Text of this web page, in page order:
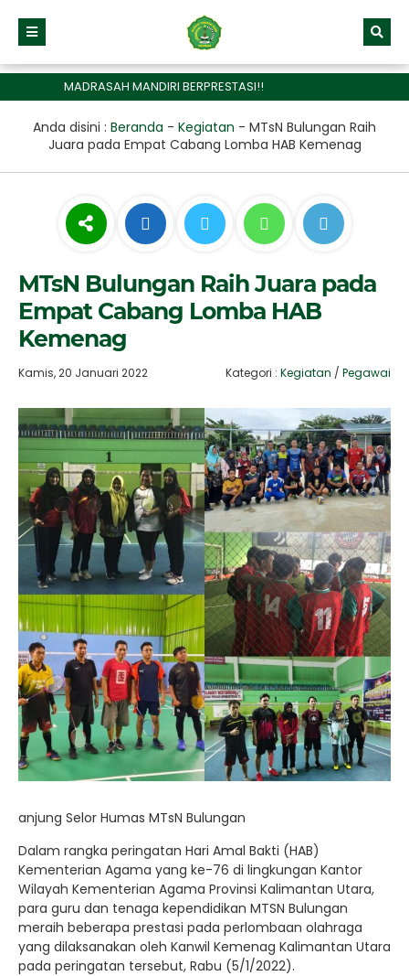
MADRASAH MANDIRI BERPRESTASI!!
Anda disini : Beranda - Kegiatan - MTsN Bulungan Raih
Juara pada Empat Cabang Lomba HAB Kemenag
MTsN Bulungan Raih Juara pada
Empat Cabang Lomba HAB
Kemenag
Kamis, 20 Januari 2022 Kategori : Kegiatan / Pegawai
anjung Selor Humas MTsN Bulungan
Dalam rangka peringatan Hari Amal Bakti (HAB)
Kementerian Agama yang ke-76 di lingkungan Kantor
Wilayah Kementerian Agama Provinsi Kalimantan Utara,
para guru dan tenaga kependidikan MTSN Bulungan
meraih beberapa prestasi pada perlombaan olahraga
yang dilaksanakan oleh Kanwil Kemenag Kalimantan Utara
pada peringatan tersebut, Rabu (5/1/2022).